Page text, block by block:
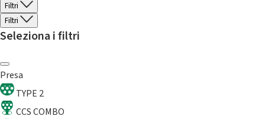
Filtri
Filtri
Seleziona i filtri
Presa
TYPE 2
CCS COMBO